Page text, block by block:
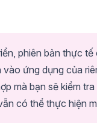
phiên bản thực
vào ứng dụng của
mà bạn sẽ kiểm
có thể thực hiện